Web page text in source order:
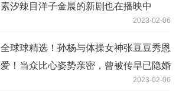
素汐辣目洋子金晨的新剧也在播映中
2023-02-06
全球球精选！孙杨与体操女神张豆豆秀恩
爱！当众比心姿势亲密，曾被传早已隐婚
2023-02-06